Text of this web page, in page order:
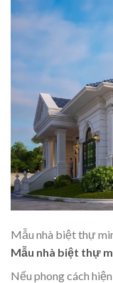
Mẫu nhà biệt thự
Mẫu nhà biệt thự
Nếu phong cách